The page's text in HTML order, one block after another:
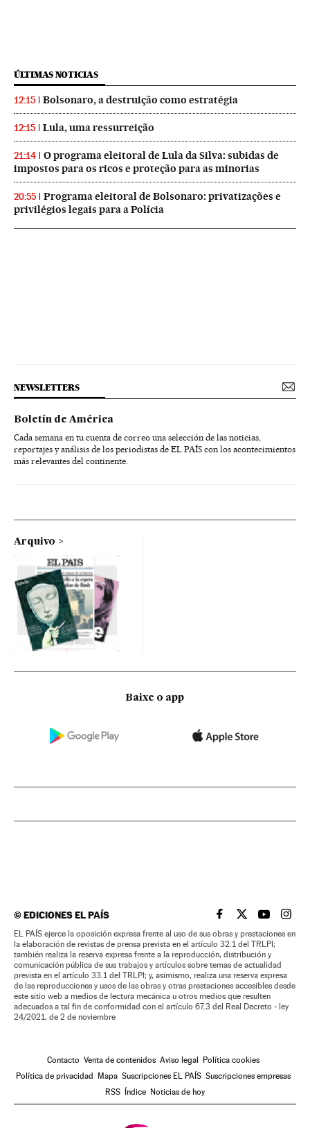
ÚLTIMAS NOTICIAS
12:15 Bolsonaro, a destruição como estratégia
12:15 Lula, uma ressurreição
21:14
O programa eleitoral de Lula da Silva: subidas de
impostos para os ricos e proteção para as minorias
20:55
Programa eleitoral de Bolsonaro: privatizações e
privilégios legais para a Polícia
NEWSLETTERS
Boletín de América
Cada semana en tu cuenta de correo una selección de las noticias,
reportajes y análisis de los periodistas de EL PAÍS con los acontecimientos
más relevantes del continente.
Arquivo
Baixe o app
©EDICIONES EL PAÍS EL PAÍS BRASIL EN
EL PAÍSEL PAÍS
EL
EL PAÍS ejerce la oposición expresa frente al uso de sus obras y prestaciones en
la elaboración de revistas de prensa prevista en el artículo 32.1 del TRLPI;
también realiza la reserva expresa frente a la reproducción, distribución y
comunicación pública de sus trabajos y artículos sobre temas de actualidad
prevista en el artículo 33.1 del TRLPI; y, asimismo, realiza una reserva expresa
de las reproducciones y usos de las obras y otras prestaciones accesibles desde
este sitio web a medios de lectura mecánica u otros medios que resulten
adecuados a tal fin de conformidad con el artículo 67.3 del Real Decreto - ley
24/2021, de 2 de noviembre
Contacto Venta de contenidos Aviso legal
Política cookies
Política de privacidad
Mapa Suscripciones EL PAÍS Suscripciones empresas
RSS
Índice Noticias de hoy